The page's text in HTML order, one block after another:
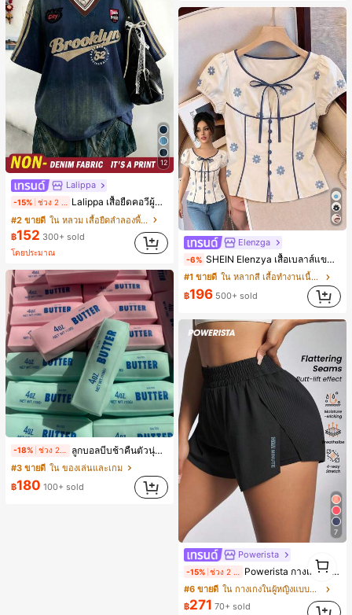
12
Lalippa
-15% Lalippa เสื้อยืดคอวีผู้หญิง, เสื้อยืดสีน้ำเงินสไตล์มินิมอลเรโทร, เสื้อยืดผู้หญิงทรงหลวมสบาย, พิมพ์ตัวอักษรและตัวเลขภาษาอังกฤษ, เสื้อสำหรับออกไปเที่ยวฤดูร้อน, ลวดลายดีไซน์, ความรู้สึกพรีเมียม, ลำลองอเนกประสงค์, สวมใส่ประจำวัน, กลางแจ้ง, ช้อปปิ้ง, การเดินทาง, เสื้อผ้ากลางแจ้ง
#2 ขายดี
ใน หลวม เสื้อยืดลำลองพื้นฐาน
฿152 300+ sold
โดยประมาณ
-18% ช่วง 2 วันที่ผ่านมา ลูกบอลบีบช้าคืนตัวนุ่ม สีชมพู แท่งเนย บีบคลายเครียด นุ่มยืดหยุ่น ของเล่นบีบ 4 ออนซ์ ของเล่นเกลือ เหมาะสำหรับของขวัญวันหยุด ของขวัญสนุกและน่ารัก ของขวัญวันเกิด ของขวัญอีสเตอร์ ของขวัญฮาโลวีน ของขวัญคริสต์มาส ของขวัญปาร์ตี้ สกวิชชี่ ของเล่นสกวิชชี่ ของเล่นคลายเครียดสกวิชชี่ สกวิชชี่เกี๊ยว ของเล่นสำหรับผู้ใหญ่ ผู้หญิง สกวิชชี่กรอบ สกวิชชี่เนยกรอบ บีบ ลูกบอลสลัชชี่
#3 ขายดี ใน ของเล่นและเกม
฿180 100+ sold
เกือบหมดแล้ว!
(100+)
Elenzga
-6% SHEIN Elenzya เสื้อเบลาส์แขนพัฟแต่งระบายสีพื้นสีน้ำเงินสำหรับผู้หญิง, เสื้อครอปเข้ารูปผูกโบว์คอวีตัดกันสำหรับฤดูร้อน
#1 ขายดี
ใน หลากสี เสื้อทำงานเนื้อผ้านุ่ม
฿196 500+ sold
7
Powerista
-15% Powerista กางเกงขาสั้นกีฬาแบบเรียบง่าย สไตล์วันทุกวัน กางเกงขาสั้นสบายพร้อมเสวตเตอร์
#6 ขายดี
ใน กางเกงในผู้หญิงแบบแอคทีฟ
฿271 70+ sold